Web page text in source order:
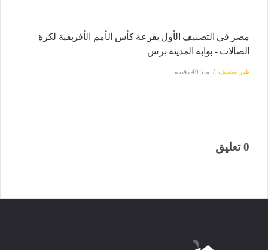
مصر في التصنيف الأول بقرعة كأس الأمم الأفريقية لكرة
الصالات - بوابة المدينة برس
غير مصنف منذ 49 دقيقة
0 تعليق